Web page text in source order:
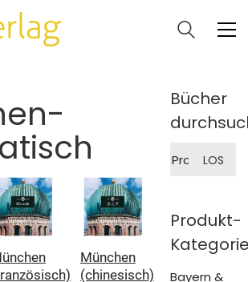
München
(chinesisch)
Bücher
nach:
LOS
Produkt-
Bayern &